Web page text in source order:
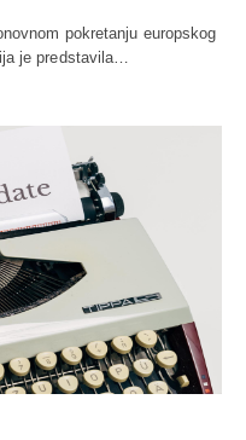
pokretanju europskog
je predstavila…